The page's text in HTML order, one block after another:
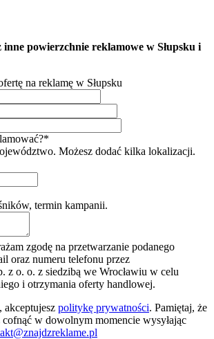
inne powierzchnie reklamowe w Słupsku i
na reklamę w Słupsku
Możesz dodać kilka lokalizacji.
termin kampanii.
zgodę na przetwarzanie podanego
oraz numeru telefonu przez
z o. o. z siedzibą we Wrocławiu w celu
i otrzymania oferty handlowej.
akceptujesz politykę prywatności. Pamiętaj, że
cofnąć w dowolnym momencie wysyłając